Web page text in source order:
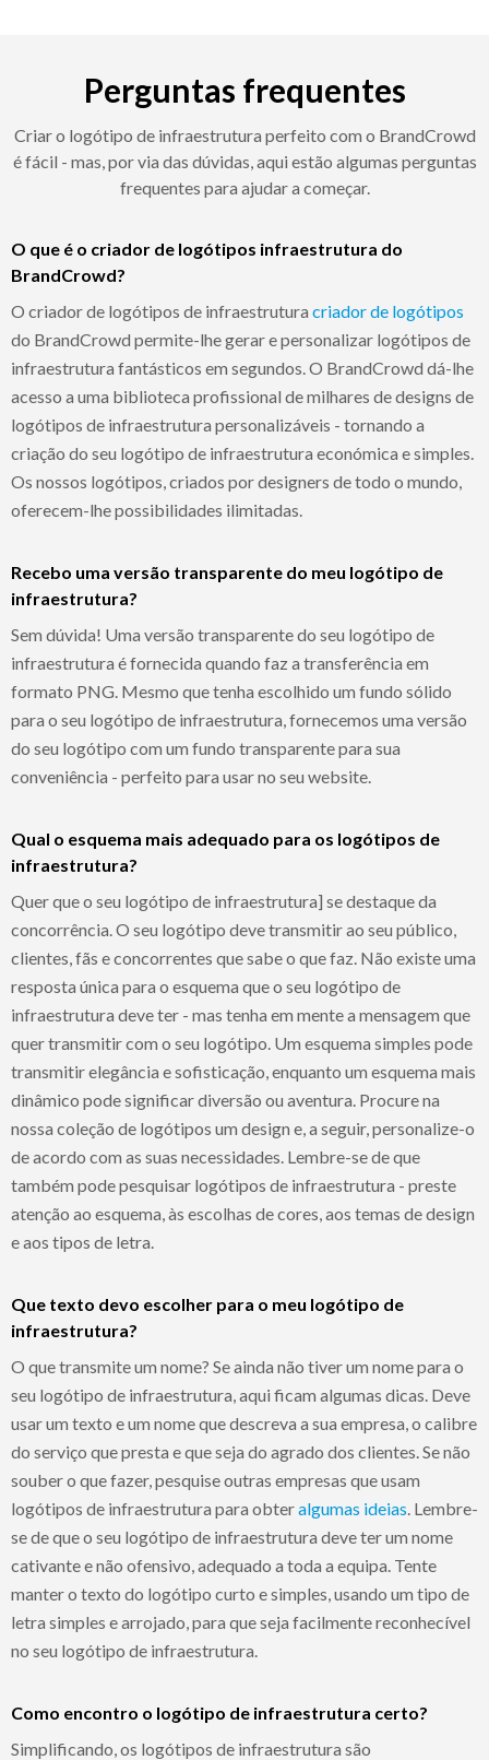
Perguntas frequentes
Criar o logótipo de infraestrutura perfeito com o BrandCrowd
é fácil - mas, por via das dúvidas, aqui estão algumas perguntas
frequentes para ajudar a começar.
O que é o criador de logótipos infraestrutura do
BrandCrowd?
O criador de logótipos de infraestrutura criador de logótipos
do BrandCrowd permite-lhe gerar e personalizar logótipos de
infraestrutura fantásticos em segundos. O BrandCrowd dá-lhe
acesso a uma biblioteca profissional de milhares de designs de
logótipos de infraestrutura personalizáveis - tornando a
criação do seu logótipo de infraestrutura económica e simples.
Os nossos logótipos, criados por designers de todo o mundo,
oferecem-lhe possibilidades ilimitadas.
Recebo uma versão transparente do meu logótipo de
infraestrutura?
Sem dúvida! Uma versão transparente do seu logótipo de
infraestrutura é fornecida quando faz a transferência em
formato PNG. Mesmo que tenha escolhido um fundo sólido
para o seu logótipo de infraestrutura, fornecemos uma versão
do seu logótipo com um fundo transparente para sua
conveniência - perfeito para usar no seu website.
Qual o esquema mais adequado para os logótipos de
infraestrutura?
Quer que o seu logótipo de infraestrutura] se destaque da
concorrência. O seu logótipo deve transmitir ao seu público,
clientes, fãs e concorrentes que sabe o que faz. Não existe uma
resposta única para o esquema que o seu logótipo de
infraestrutura deve ter - mas tenha em mente a mensagem que
quer transmitir com o seu logótipo. Um esquema simples pode
transmitir elegância e sofisticação, enquanto um esquema mais
dinâmico pode significar diversão ou aventura. Procure na
nossa coleção de logótipos um design e, a seguir, personalize-o
de acordo com as suas necessidades. Lembre-se de que
também pode pesquisar logótipos de infraestrutura - preste
atenção ao esquema, às escolhas de cores, aos temas de design
e aos tipos de letra.
Que texto devo escolher para o meu logótipo de
infraestrutura?
O que transmite um nome? Se ainda não tiver um nome para o
seu logótipo de infraestrutura, aqui ficam algumas dicas. Deve
usar um texto e um nome que descreva a sua empresa, o calibre
do serviço que presta e que seja do agrado dos clientes. Se não
souber o que fazer, pesquise outras empresas que usam
logótipos de infraestrutura para obteralgumas ideias . Lembre-
se de que o seu logótipo de infraestrutura deve ter um nome
cativante e não ofensivo, adequado a toda a equipa. Tente
manter o texto do logótipo curto e simples, usando um tipo de
letra simples e arrojado, para que seja facilmente reconhecível
no seu logótipo de infraestrutura.
Como encontro o logótipo de infraestrutura certo?
Simplificando, os logótipos de infraestrutura são